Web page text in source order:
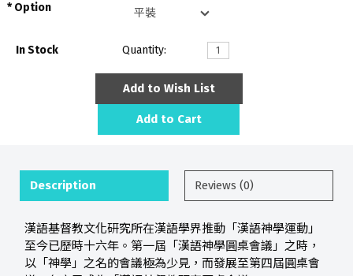
Option
In Stock Quantity:
Add to Wish List
Add to Cart
Description Reviews (0)
漢語基督教文化研究所在漢語學界推動「漢語神學運動」
至今已歷時十六年。第一屆「漢語神學圓桌會議」之時，
以「神學」之名的會議極為少見，而發展至第四屆圓桌會